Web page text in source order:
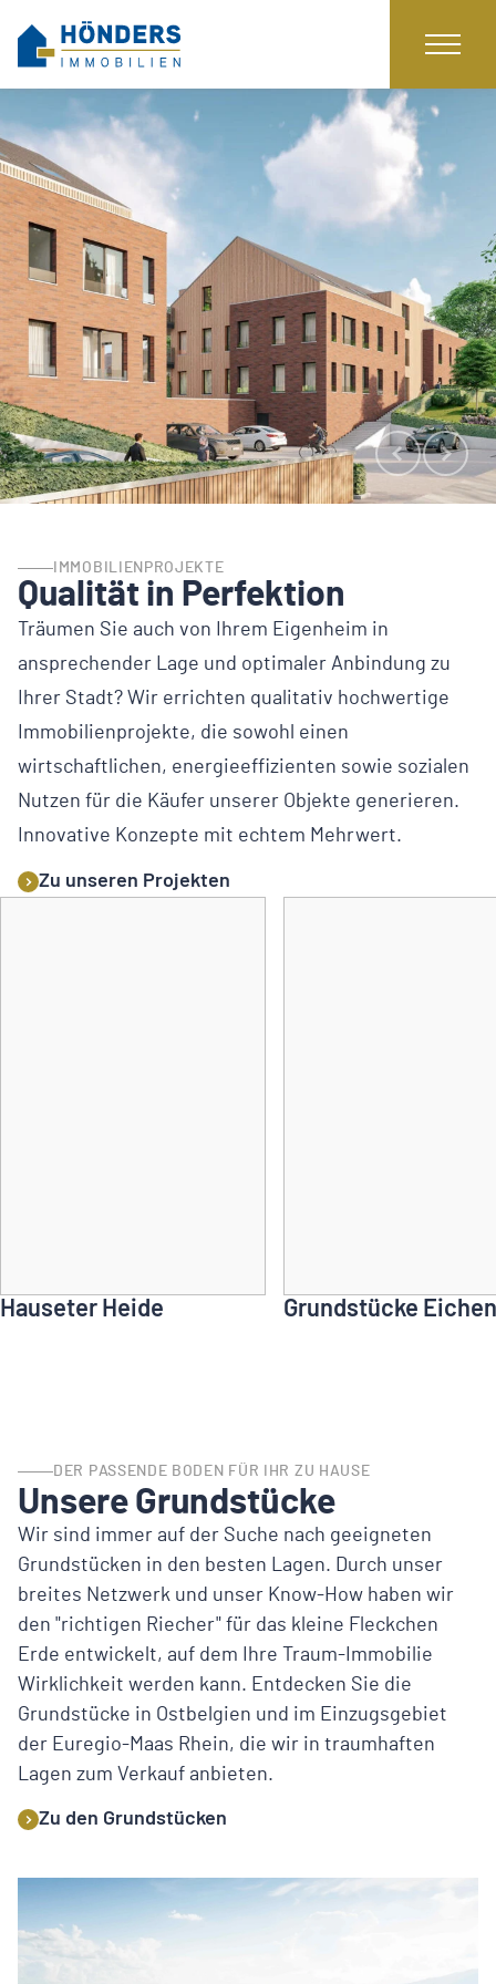
IMMOBILIENPROJEKTE
Qualität in Perfektion
Träumen Sie auch von Ihrem Eigenheim in
ansprechender Lage und optimaler Anbindung zu
Ihrer Stadt? Wir errichten qualitativ hochwertige
Immobilienprojekte, die sowohl einen
wirtschaftlichen, energieeffizienten sowie sozialen
Nutzen für die Käufer unserer Objekte generieren.
Innovative Konzepte mit echtem Mehrwert.
Zu unseren Projekten
Hauseter Heide Grundstücke
DER PASSENDE BODEN FÜR IHR ZU HAUSE
Unsere Grundstücke
Wir sind immer auf der Suche nach geeigneten
Grundstücken in den besten Lagen. Durch unser
breites Netzwerk und unser Know-How haben wir
den "richtigen Riecher" für das kleine Fleckchen
Erde entwickelt, auf dem Ihre Traum-Immobilie
Wirklichkeit werden kann. Entdecken Sie die
Grundstücke in Ostbelgien und im Einzugsgebiet
der Euregio-Maas Rhein, die wir in traumhaften
Lagen zum Verkauf anbieten.
Zu den Grundstücken